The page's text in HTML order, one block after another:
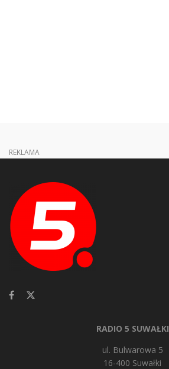
REKLAMA
RADIO 5 SUWAŁKI
ul. Bulwarowa 5
16-400 Suwałki